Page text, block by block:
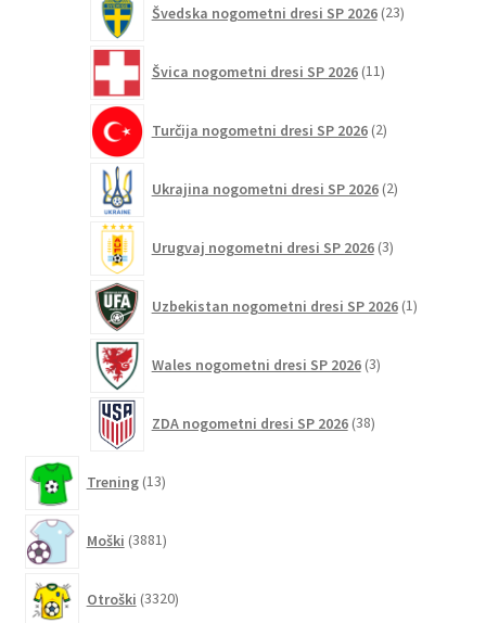
Švedska nogometni dresi SP 2026 23izdelkov
Švica nogometni dresi SP 2026 11izdelkov
Turčija nogometni dresi SP 2026 2izdelka
Ukrajina nogometni dresi SP 2026 2izdelka
Urugvaj nogometni dresi SP 2026 3izdelki
Uzbekistan nogometni dresi SP 2026 1izdelek
Wales nogometni dresi SP 2026 3izdelki
ZDA nogometni dresi SP 2026 38izdelkov
Trening 13izdelkov
Moški 3881izdelkov
Otroški 3320izdelkov